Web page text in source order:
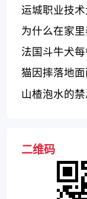
运城职业技
业生就业前
为什么在家里
法国斗牛犬每
猫因摔落地
法！
山楂泡水的禁
二维码